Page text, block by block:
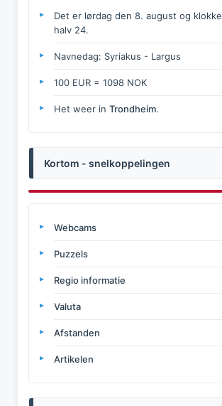
Det er lørdag den 8. august og
halv 24.
Navnedag: Syriakus - Largus
100 EUR = 1098 NOK
Het weer in Trondheim.
Kortom - snelkoppelingen
Webcams
Puzzels
Regio informatie
Valuta
Afstanden
Artikelen